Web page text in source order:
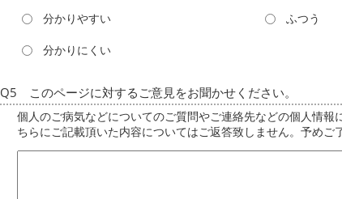
分かりやすい ふつう
分かりにくい
Q5 このページに対するご意見をお聞かせください。
個人のご病気などについてのご質問やご連絡先などの個人情報
ちらにご記載頂いた内容についてはご返答致しません。予めご